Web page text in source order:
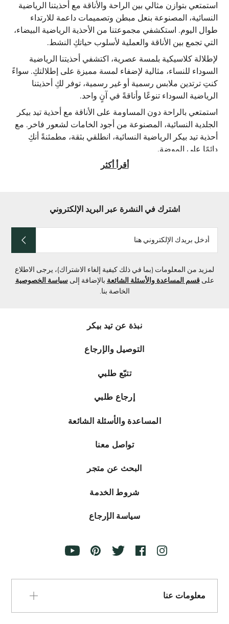
استمتعي بتوازن مثالي بين الراحة والأناقة مع أحذيتنا الرياضية
النسائية، المصنوعة بنعل مبطن وتصميمات داعمة للارتداء
طوال اليوم. استكشفي مجموعتنا من الأحذية الرياضية البيضاء،
التي تجمع بين الأناقة والعملية لأسلوب حياتكِ النشط.
لإطلالة كلاسيكية بلمسة عصرية، اكتشفي أحذيتنا الرياضية
السوداء للنساء، مثالية لإضفاء لمسة مميزة على إطلالتكِ. سواءً
كنتِ ترتدين ملابس رسمية أو غير رسمية، توفر لكِ أحذيتنا
الرياضية السوداء تنوعًا وأناقةً في آنٍ واحد.
استمتعي بالراحة دون المساومة على الأناقة مع أحذية تيد بيكر
الجلدية النسائية، المصنوعة من أجود الخامات لشعور فاخر. مع
أحذية تيد بيكر الرياضية النسائية، انطلقي بثقة، مطمئنةً أنكِ
دائمًا على الموضة.
أقرأ أكثر
اشترك في النشرة عبر البريد الإلكتروني
هنا
لمزيد من المعلومات (بما في ذلك كيفية إلغاء الاشتراك)، يرجى الاطلاع
علىقسم المساعدة والأسئلة الشائعة بالإضافة إلىسياسة الخصوصية
الخاصة بنا.
نبذة عن تيد بيكر
التوصيل والإرجاع
تتبّع طلبي
إرجاع طلبي
المساعدة والأسئلة الشائعة
تواصل معنا
البحث عن متجر
شروط الخدمة
سياسة الإرجاع
معلومات عنا